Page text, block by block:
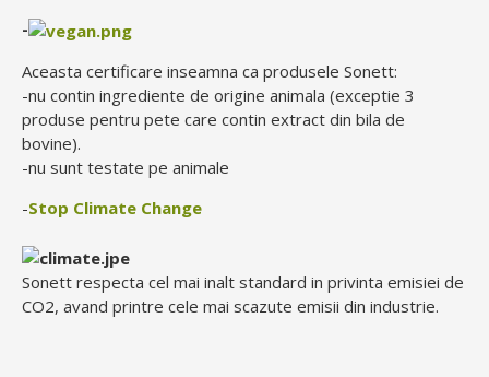
-
Aceasta certificare inseamna ca produsele Sonett:
-nu contin ingrediente de origine animala (exceptie 3
produse pentru pete care contin extract din bila de
bovine).
-nu sunt testate pe animale
-Stop Climate Change
Sonett respecta cel mai inalt standard in privinta emisiei de
CO2, avand printre cele mai scazute emisii din industrie.